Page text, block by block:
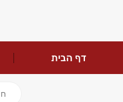
דף הבית